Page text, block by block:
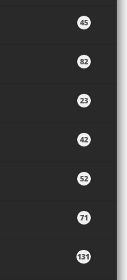
45
82
23
42
52
71
131